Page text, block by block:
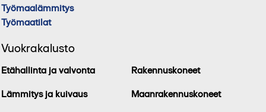
Työmaalämmitys
Työmaatilat
Vuokrakalusto
Etähallinta ja valvonta
Lämmitys ja kuivaus
Rakennuskoneet
Maanrakennuskoneet